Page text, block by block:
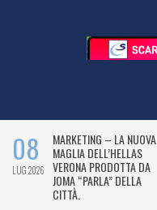
08
LUG 2026
MARKETING – LA NUOVA
MAGLIA DELL’HELLAS
VERONA PRODOTTA DA
JOMA “PARLA” DELLA
CITTÀ.